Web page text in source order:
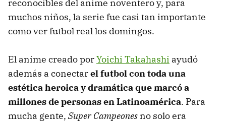
reconocibles del anime noventero y, para
muchos niños, la serie fue casi tan importante
como ver futbol real los domingos.
El anime creado porYoichi Takahashi ayudó
además a conectarel futbol con toda una
estética heroica y dramática que marcó a
millones de personas en Latinoamérica. Para
mucha gente, Super Campeones no solo era